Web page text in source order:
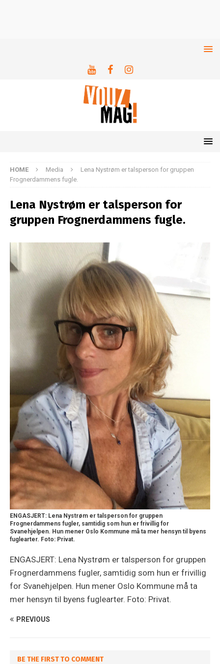
HOME Media
Lena Nystrøm er talsperson for gruppen
Frognerdammens fugle.
Lena Nystrøm er talsperson for
gruppen Frognerdammens fugle.
ENGASJERT: Lena Nystrøm er talsperson for gruppen
Frognerdammens fugler, samtidig som hun er frivillig for
Svanehjelpen. Hun mener Oslo Kommune må ta mer hensyn til byens
fuglearter. Foto: Privat.
ENGASJERT: Lena Nystrøm er talsperson for gruppen
Frognerdammens fugler, samtidig som hun er frivillig
for Svanehjelpen. Hun mener Oslo Kommune må ta
mer hensyn til byens fuglearter. Foto: Privat.
PREVIOUS
BE THE FIRST TO COMMENT